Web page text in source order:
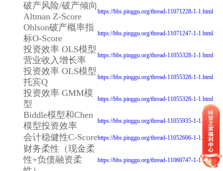
破产风险/破产倾向
Altman Z-Score
https://bbs.pinggu.org/thread-11071228-1-1.html
Ohlson破产概率指
标O-Score
https://bbs.pinggu.org/thread-11071247-1-1.html
投资效率 OLS模型
营业收入增长率
https://bbs.pinggu.org/thread-11055328-1-1.html
投资效率 OLS模型
托宾Q
https://bbs.pinggu.org/thread-11055328-1-1.html
投资效率 GMM模
型
https://bbs.pinggu.org/thread-11055328-1-1.html
Biddle模型和Chen
模型投资效率
https://bbs.pinggu.org/thread-11055935-1-1.html
会计稳健性C-Scorehttps://bbs.pinggu.org/thread-11052606-1-1.html
财务柔性（现金柔
性+负债融资柔
https://bbs.pinggu.org/thread-11060747-1-1.html